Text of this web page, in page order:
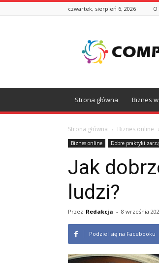
czwartek, sierpień 6, 2026 O
Strona główna Biznes
Strona główna Biznes online
Biznes online Dobre praktyki
Jak
ludzi?
Przez Redakcja - 8 września
Podziel się na Facebooku